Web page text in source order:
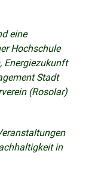
eine
Hochschule
Energiezukunft
Stadt
(Rosolar)
in